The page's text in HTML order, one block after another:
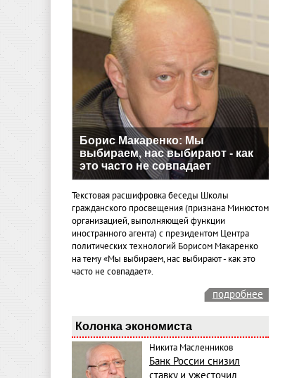
Борис Макаренко: Мы
выбираем, нас выбирают - как
это часто не совпадает
Текстовая расшифровка беседы Школы
гражданского просвещения (признана Минюстом
организацией, выполняющей функции
иностранного агента) с президентом Центра
политических технологий Борисом Макаренко
на тему «Мы выбираем, нас выбирают - как это
часто не совпадает».
подробнее
Колонка экономиста
Никита Масленников
Банк России снизил